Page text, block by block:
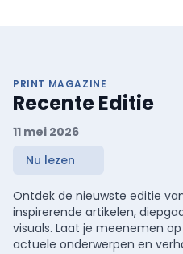
PRINT MAGAZINE
Recente Editie
11 mei 2026
Nu lezen
Ontdek de nieuwste editie
inspirerende artikelen,
visuals. Laat je meenemen
actuele onderwerpen en